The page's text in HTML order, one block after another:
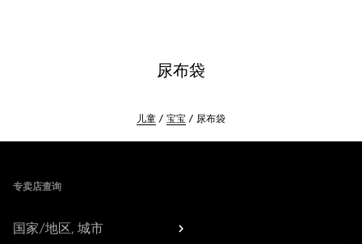
尿布袋
儿童 宝宝 尿布袋
专卖店查询
国家/地区, 城市